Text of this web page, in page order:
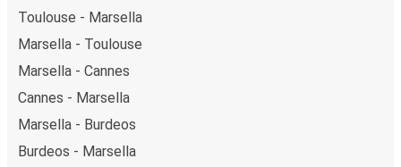
Toulouse - Marsella
Marsella - Toulouse
Marsella - Cannes
Cannes - Marsella
Marsella - Burdeos
Burdeos - Marsella